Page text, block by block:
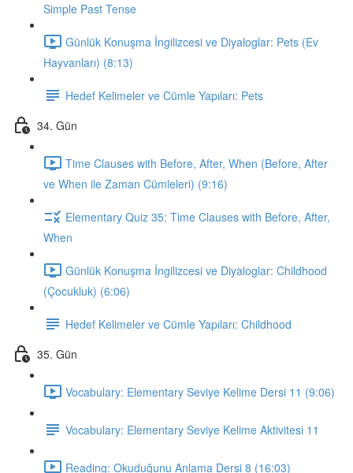
Simple Past Tense
Günlük Konuşma İngilizcesi ve Diyaloglar: Pets (Ev
Hayvanları) (8:13)
Hedef Kelimeler ve Cümle Yapıları: Pets
34. Gün
Time Clauses with Before, After, When (Before, After
ve When ile Zaman Cümleleri) (9:16)
Elementary Quiz 35: Time Clauses with Before, After,
When
Günlük Konuşma İngilizcesi ve Diyaloglar: Childhood
(Çocukluk) (6:06)
Hedef Kelimeler ve Cümle Yapıları: Childhood
35. Gün
Vocabulary: Elementary Seviye Kelime Dersi 11 (9:06)
Vocabulary: Elementary Seviye Kelime Aktivitesi 11
Reading: Okuduğunu Anlama Dersi 8 (16:03)